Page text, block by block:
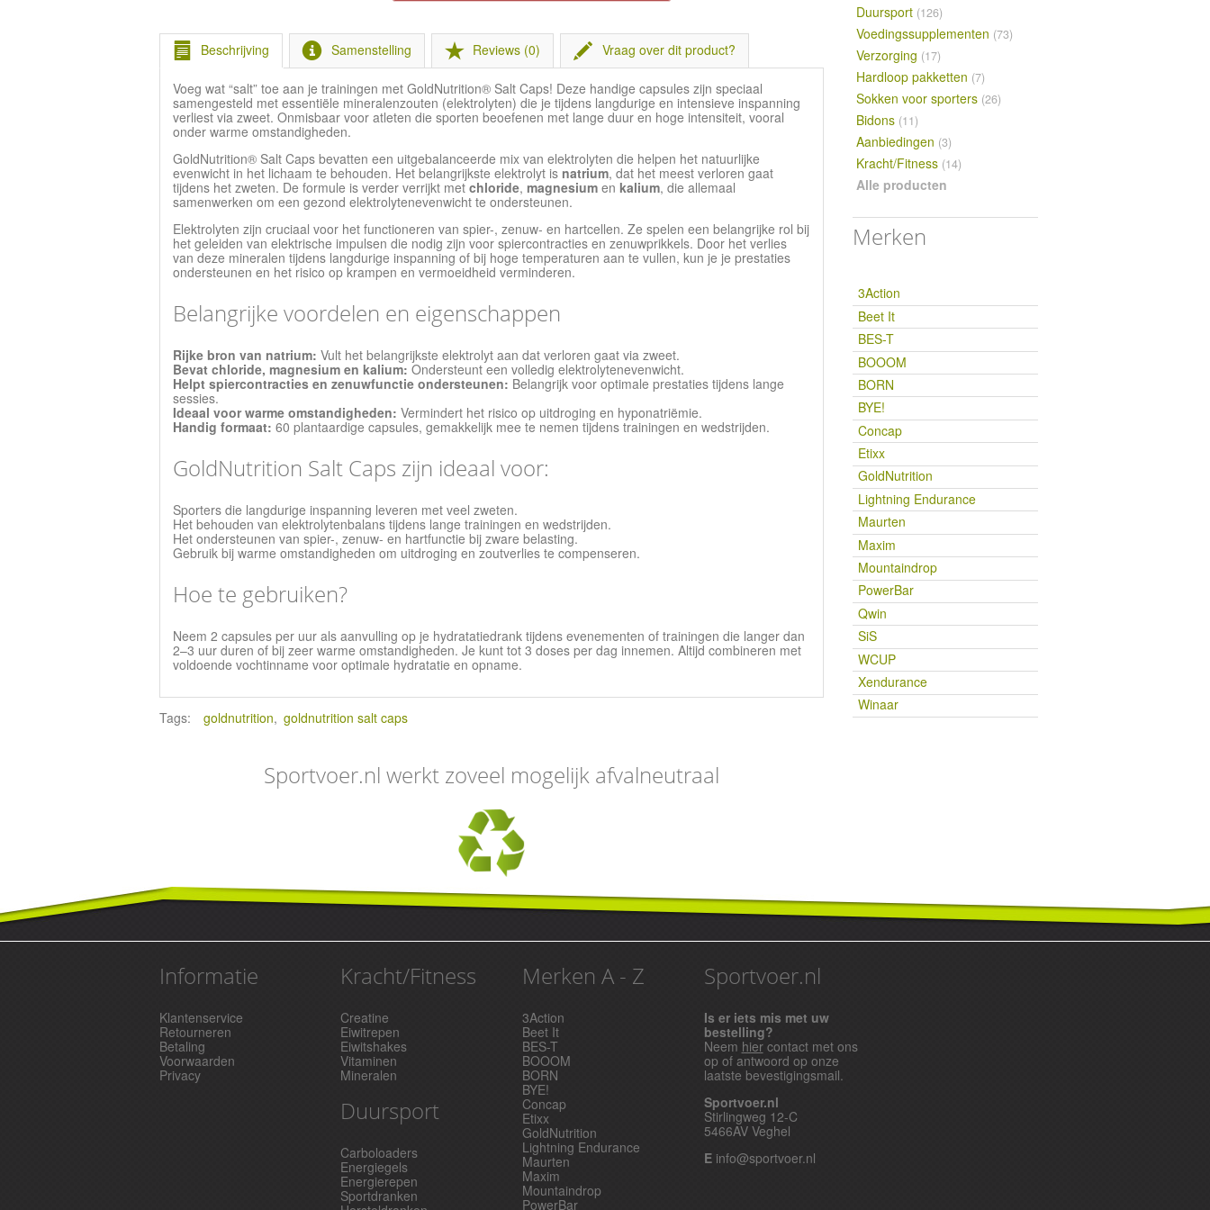
Beschrijving Samenstelling Reviews (0) Vraag over dit product?
Voeg wat “salt” toe aan je trainingen met GoldNutrition® Salt Caps! Deze handige capsules zijn speciaal
samengesteld met essentiële mineralenzouten (elektrolyten) die je tijdens langdurige en intensieve inspanning
verliest via zweet. Onmisbaar voor atleten die sporten beoefenen met lange duur en hoge intensiteit, vooral
onder warme omstandigheden.
GoldNutrition® Salt Caps bevatten een uitgebalanceerde mix van elektrolyten die helpen het natuurlijke
evenwicht in het lichaam te behouden. Het belangrijkste elektrolyt is natrium, dat het meest verloren gaat
tijdens het zweten. De formule is verder verrijkt met chloride, magnesiumen kalium, die allemaal
samenwerken om een gezond elektrolytenevenwicht te ondersteunen.
Elektrolyten zijn cruciaal voor het functioneren van spier-, zenuw- en hartcellen. Ze spelen een belangrijke rol bij
het geleiden van elektrische impulsen die nodig zijn voor spiercontracties en zenuwprikkels. Door het verlies
van deze mineralen tijdens langdurige inspanning of bij hoge temperaturen aan te vullen, kun je je prestaties
ondersteunen en het risico op krampen en vermoeidheid verminderen.
Belangrijke voordelen en eigenschappen
Rijke bron van natrium: Vult het belangrijkste elektrolyt aan dat verloren gaat via zweet.
Bevat chloride, magnesium en kalium: Ondersteunt een volledig elektrolytenevenwicht.
Helpt spiercontracties en zenuwfunctie ondersteunen: Belangrijk voor optimale prestaties tijdens lange
sessies.
Ideaal voor warme omstandigheden: Vermindert het risico op uitdroging en hyponatriëmie.
Handig formaat: 60 plantaardige capsules, gemakkelijk mee te nemen tijdens trainingen en wedstrijden.
GoldNutrition Salt Caps zijn ideaal voor:
Sporters die langdurige inspanning leveren met veel zweten.
Het behouden van elektrolytenbalans tijdens lange trainingen en wedstrijden.
Het ondersteunen van spier-, zenuw- en hartfunctie bij zware belasting.
Gebruik bij warme omstandigheden om uitdroging en zoutverlies te compenseren.
Hoe te gebruiken?
Neem 2 capsules per uur als aanvulling op je hydratatiedrank tijdens evenementen of trainingen die langer dan
2–3 uur duren of bij zeer warme omstandigheden. Je kunt tot 3 doses per dag innemen. Altijd combineren met
voldoende vochtinname voor optimale hydratatie en opname.
Tags: goldnutrition, goldnutrition salt caps
Sportvoer.nl werkt zoveel mogelijk afvalneutraal
Duursport (126)
Voedingssupplementen (73)
Verzorging (17)
Hardloop pakketten (7)
Sokken voor sporters (26)
Bidons (11)
Aanbiedingen (3)
Kracht/Fitness (14)
Alle producten
Merken
3Action
Beet It
BES-T
BOOOM
BORN
BYE!
Concap
Etixx
GoldNutrition
Lightning Endurance
Maurten
Maxim
Mountaindrop
PowerBar
Qwin
SiS
WCUP
Xendurance
Winaar
Informatie
Klantenservice
Retourneren
Betaling
Voorwaarden
Privacy
Kracht/Fitness
Creatine
Eiwitrepen
Eiwitshakes
Vitaminen
Mineralen
Duursport
Carboloaders
Energiegels
Energierepen
Sportdranken
Merken A - Z
3Action
Beet It
BES-T
BOOOM
BORN
BYE!
Concap
Etixx
GoldNutrition
Lightning Endurance
Maurten
Maxim
Mountaindrop
PowerBar
Sportvoer.nl
Is er iets mis met uw
bestelling?
Neem hiercontact met ons
op of antwoord op onze
laatste bevestigingsmail.
Sportvoer.nl
Stirlingweg 12-C
5466AV Veghel
E info@sportvoer.nl